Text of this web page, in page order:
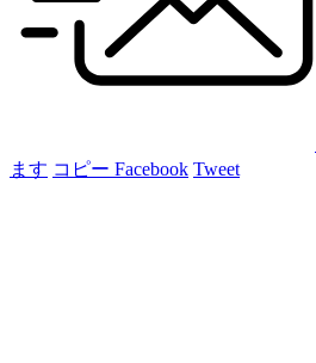
ます コピー Facebook Tweet